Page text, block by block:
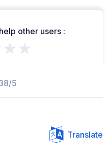
other users :
5
Translate